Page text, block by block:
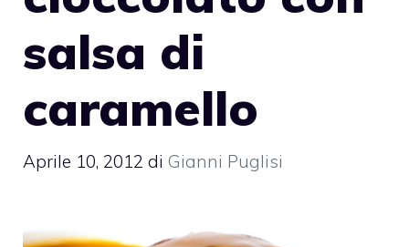
salsa di
caramello
Aprile 10, 2012 di Gianni Puglisi